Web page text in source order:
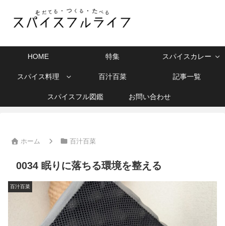
HOME 特集 スパイスカレー
スパイス料理 百汁百菜 記事一覧
スパイスフル図鑑 お問い合わせ
ホーム 百汁百菜
0034 眠りに落ちる環境を整える
百汁百菜